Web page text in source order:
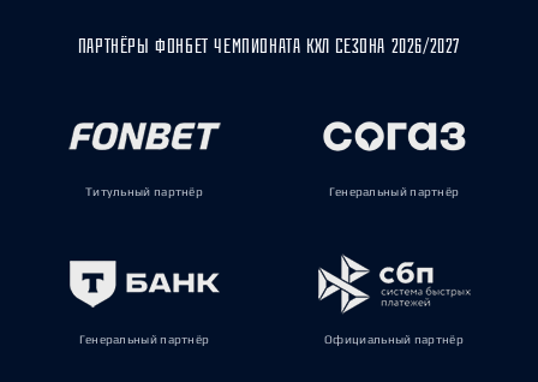
ПАРТНЁРЫ ФОНБЕТ ЧЕМПИОНАТА КХЛ СЕЗОНА 2026/2027
Титульный партнёр Генеральный партнёр
Генеральный партнёр Официальный партнёр